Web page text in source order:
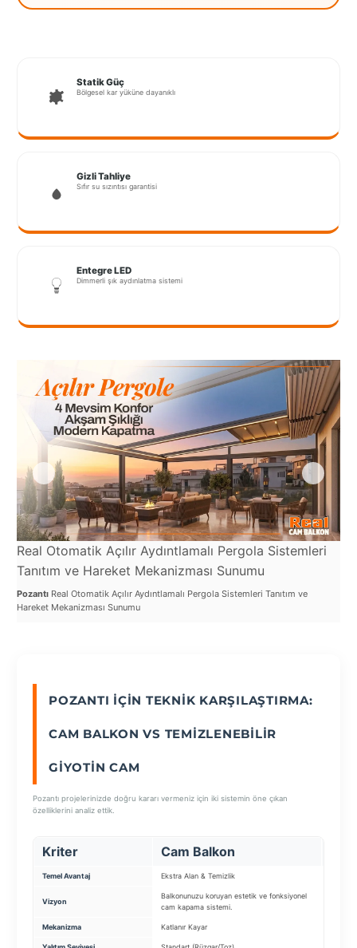
Statik Güç
Bölgesel kar yüküne dayanıklı
Gizli Tahliye
Sıfır su sızıntısı garantisi
Entegre LED
Dimmerli şık aydınlatma sistemi
Real Otomatik Açılır Aydıntlamalı Pergola Sistemleri
Tanıtım ve Hareket Mekanizması Sunumu
Pozantı Real Otomatik Açılır Aydıntlamalı Pergola Sistemleri Tanıtım ve
Hareket Mekanizması Sunumu
POZANTI İÇIN TEKNIK KARŞILAŞTIRMA:
CAM BALKON VS TEMIZLENEBILIR
GIYOTIN CAM
Pozantı projelerinizde doğru kararı vermeniz için iki sistemin öne çıkan
özelliklerini analiz ettik.
Kriter Cam Balkon
Temel Avantaj Ekstra Alan & Temizlik
Vizyon
Balkonunuzu koruyan estetik ve fonksiyonel
cam kapama sistemi.
Mekanizma Katlanır Kayar
İzmir
Kocaeli
Lubrza
Manisa
Muğla
Port
Coquitlam
Rize
Sakarya
Sivas
switzerland
Tilburg
Van
Yalova
VAZGEÇ